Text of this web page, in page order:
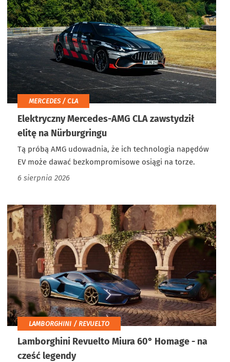
MERCEDES / CLA
Elektryczny Mercedes-AMG CLA zawstydził
elitę na Nürburgringu
Tą próbą AMG udowadnia, że ich technologia napędów
EV może dawać bezkompromisowe osiągi na torze.
6 sierpnia 2026
LAMBORGHINI / REVUELTO
Lamborghini Revuelto Miura 60° Homage - na
cześć legendy